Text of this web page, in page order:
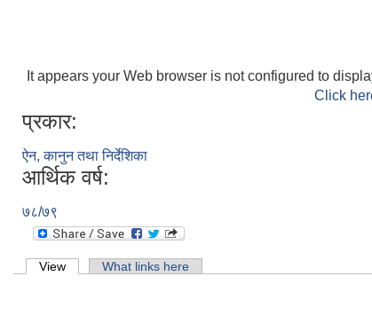
It appears your Web browser is not configured to
Click
प्रकार:
ऐन, कानुन तथा निर्देशिका
आर्थिक वर्ष:
७८/७९
Primary tabs
View (active tab)What links here